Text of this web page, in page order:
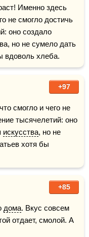
Именно здесь
не смогло достичь
оно создало
но не сумело дать
вдоволь хлеба.
+97
смогло и чего не
тысячелетий: оно
искусства, но не
хотя бы
+85
дома. Вкус совсем
отдает, смолой. А